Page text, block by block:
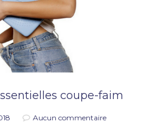
coupe-faim
Aucun commentaire